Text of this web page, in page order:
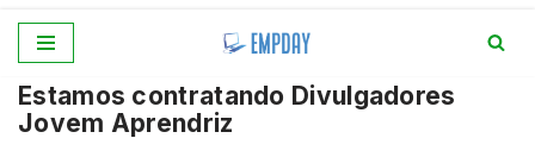
para
o
Estamos contratando Divulgadores
Jovem Aprendriz